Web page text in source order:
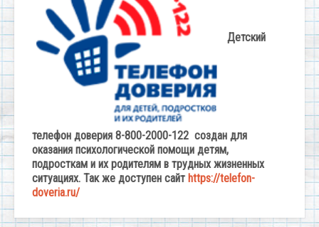
Детский
телефон доверия 8-800-2000-122 создан для
оказания психологической помощи детям,
подросткам и их родителям в трудных жизненных
ситуациях. Так же доступен сайт https://telefon-
doveria.ru/